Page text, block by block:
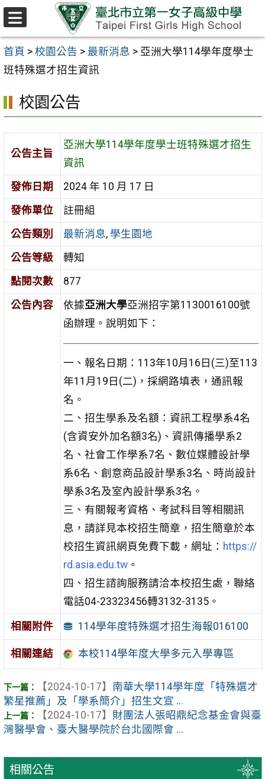
跳至主要內容區
首頁 > 校園公告 > 最新消息 > 亞洲大學114學年度學士
班特殊選才招生資訊
相關公告
校園公告
公告主旨
亞洲大學114學年度學士班特殊選才招生
資訊
發佈日期
2024 年 10 月 17 日
發佈單位
註冊組
公告類別
最新消息, 學生園地
公告等級
轉知
點閱次數
877
公告內容
依據亞洲大學亞洲招字第1130016100號
函辦理。說明如下：
一、報名日期：113年10月16日(三)至113
年11月19日(二)，採網路填表，通訊報
名。
二、招生學系及名額：資訊工程學系4名
(含資安外加名額3名)、資訊傳播學系2
名、社會工作學系7名、數位媒體設計學
系6名、創意商品設計學系3名、時尚設計
學系3名及室內設計學系3名。
三、有關報考資格、考試科目等相關訊
息，請詳見本校招生簡章，招生簡章於本
校招生資訊網頁免費下載，網址： https://
rd.asia.edu.tw。
四、招生諮詢服務請洽本校招生處，聯絡
電話04-23323456轉3132-3135。
相關附件 114學年度特殊選才招生海報016100
相關連結 本校114學年度大學多元入學專區
【2024-10-17】 南華大學114學年度「特殊選才
繁星推薦」及「學系簡介」招生文宣 ...
【2024-10-17】 財團法人張昭鼎紀念基金會與臺
灣醫學會、臺大醫學院於台北國際會 ...
選
單